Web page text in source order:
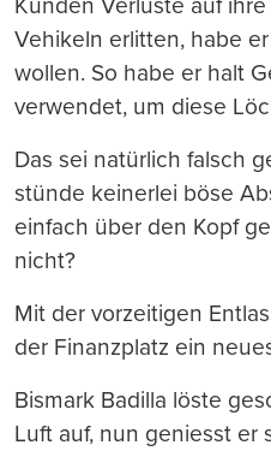
Vehikeln erlitten, habe
wollen. So habe er halt
verwendet, um diese
Das sei natürlich falsch
stünde keinerlei böse
einfach über den Kopf
nicht?
Mit der vorzeitigen
der Finanzplatz ein
Bismark Badilla löste
Luft auf, nun geniesst er